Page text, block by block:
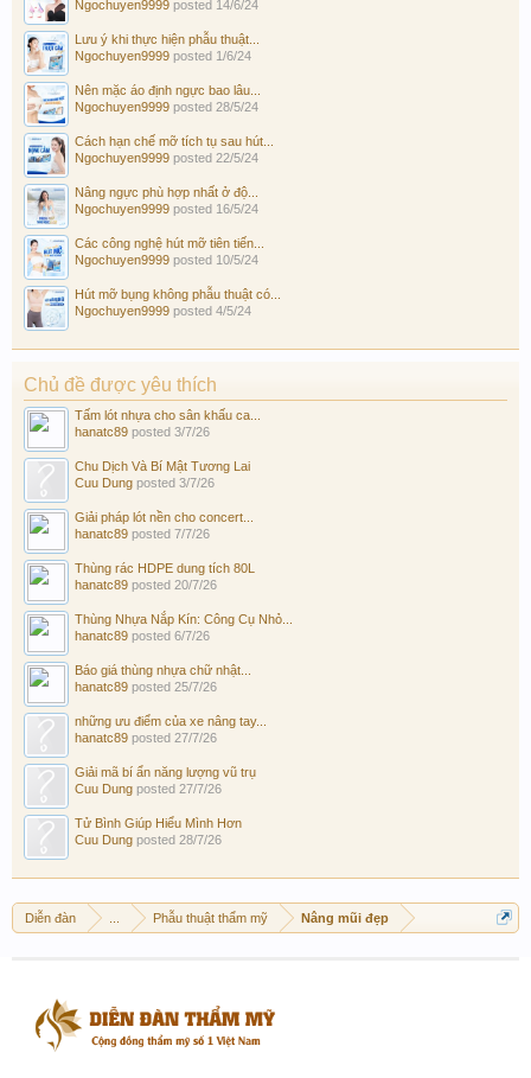
Ngochuyen9999 posted 14/6/24
Lưu ý khi thực hiện phẫu thuật...
Ngochuyen9999 posted 1/6/24
Nên mặc áo định ngực bao lâu...
Ngochuyen9999 posted 28/5/24
Cách hạn chế mỡ tích tụ sau hút...
Ngochuyen9999 posted 22/5/24
Nâng ngực phù hợp nhất ở độ...
Ngochuyen9999 posted 16/5/24
Các công nghệ hút mỡ tiên tiến...
Ngochuyen9999 posted 10/5/24
Hút mỡ bụng không phẫu thuật có...
Ngochuyen9999 posted 4/5/24
Chủ đề được yêu thích
Tấm lót nhựa cho sân khấu ca...
hanatc89 posted 3/7/26
Chu Dịch Và Bí Mật Tương Lai
Cuu Dung posted 3/7/26
Giải pháp lót nền cho concert...
hanatc89 posted 7/7/26
Thùng rác HDPE dung tích 80L
hanatc89 posted 20/7/26
Thùng Nhựa Nắp Kín: Công Cụ Nhỏ...
hanatc89 posted 6/7/26
Báo giá thùng nhựa chữ nhật...
hanatc89 posted 25/7/26
những ưu điểm của xe nâng tay...
hanatc89 posted 27/7/26
Giải mã bí ẩn năng lượng vũ trụ
Cuu Dung posted 27/7/26
Tử Bình Giúp Hiểu Mình Hơn
Cuu Dung posted 28/7/26
Diễn đàn Phẫu thuật thẩm mỹ Nâng mũi đẹp